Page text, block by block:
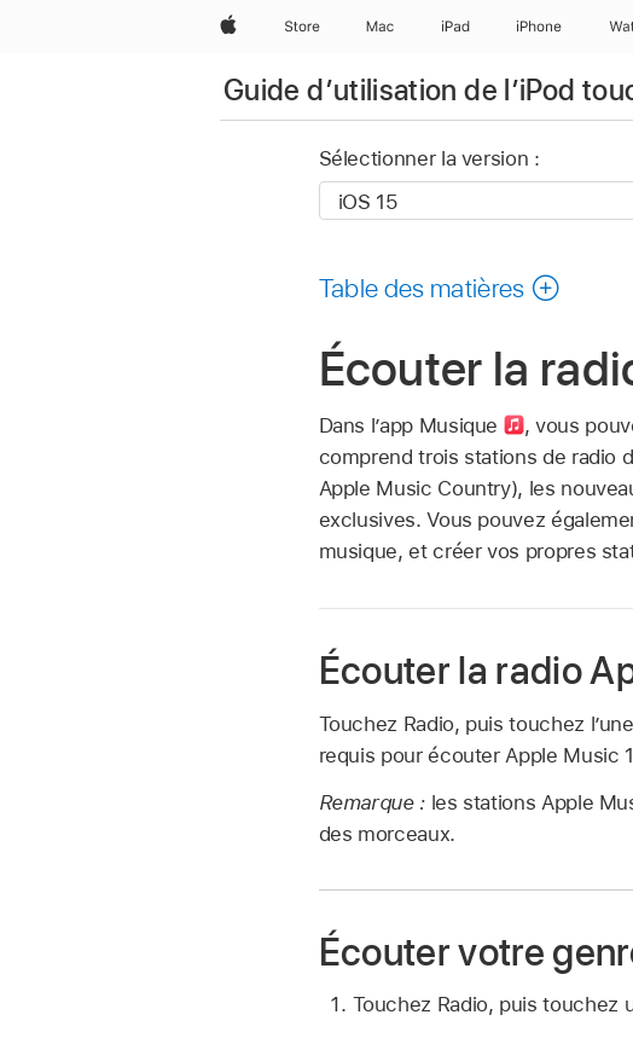
AppleStore Mac iPad iPhone
Guide d’utilisation de l’iPod
Sélectionner la version :
Table des matières
Écouter la
Dans l’app Musique ,vous
comprend trois stations de radio
Apple Music Country), les
exclusives. Vous pouvez
musique, et créer vos propres
Écouter la radio
Touchez Radio, puis touchez
requis pour écouter Apple Music
Remarque : les stations Apple
des morceaux.
Écouter votre
Touchez Radio, puis touchez